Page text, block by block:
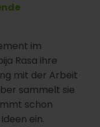
im
Rasa ihre
mit der Arbeit
sammelt sie
schon
ein.